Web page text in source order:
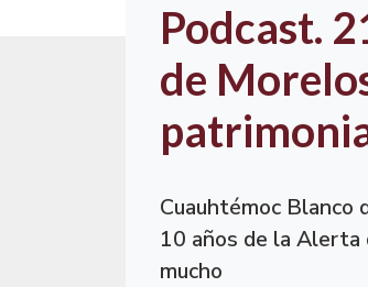
Podcast.
de
Cuauhtémoc
10 años de la Alerta
mucho